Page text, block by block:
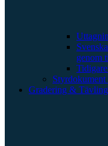
genom
Gradering & Tävling